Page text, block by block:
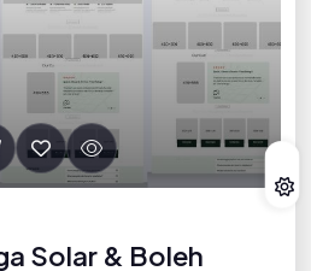
Solar & Boleh